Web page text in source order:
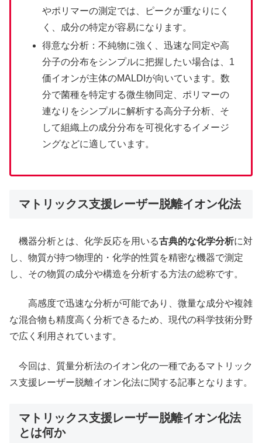
やポリマーの測定では、ピークが重なりにく
く、成分の特定が容易になります。
得意な分析：不純物に強く、迅速な同定や高
分子の分布をシンプルに把握したい場合は、1
価イオンが主体のMALDIが向いています。数
分で菌種を特定する微生物同定、ポリマーの
連なりをシンプルに解析する高分子分析、そ
して組織上の成分分布を可視化するイメージ
ングなどに適しています。
マトリックス支援レーザー脱離イオン化法
機器分析とは、化学反応を用いる古典的な化学分析に対
し、物質が持つ物理的・化学的性質を精密な機器で測定
し、その物質の成分や構造を分析する方法の総称です。
高感度で迅速な分析が可能であり、微量な成分や複雑
な混合物も精度高く分析できるため、現代の科学技術分野
で広く利用されています。
今回は、質量分析法のイオン化の一種であるマトリック
ス支援レーザー脱離イオン化法に関する記事となります。
マトリックス支援レーザー脱離イオン化法
とは何か